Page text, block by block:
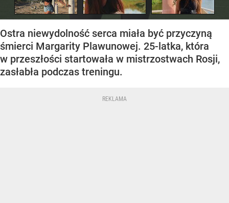
Ostra niewydolność serca miała być przyczyną
śmierci Margarity Plawunowej. 25-latka, która
w przeszłości startowała w mistrzostwach Rosji,
zasłabła podczas treningu.